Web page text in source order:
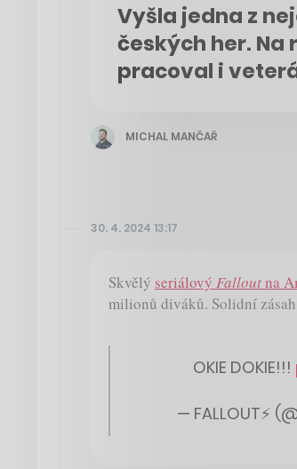
Vyšla jedna z
českých her.
pracoval i
MICHAL MANČAŘ
30. 4. 2024 13:17
Skvělý seriálový Falloutna
milionů diváků. Solidní
OKIE DOKIE!!!
— FALLOUT⚡️